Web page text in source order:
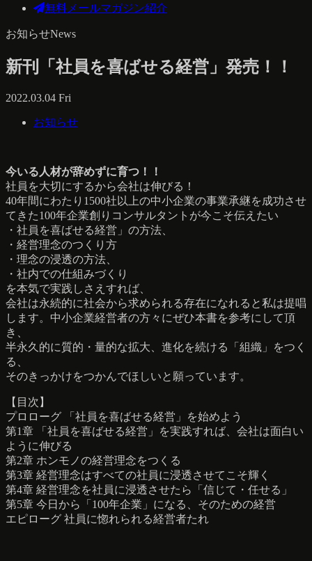
無料メールマガジン紹介
お知らせNews
新刊「社員を喜ばせる経営」発売！！
2022.03.04 Fri
お知らせ
今いる人材が辞めずに育つ！！
社員を大切にするから会社は伸びる！
40年間にわたり1500社以上の中小企業の事業承継を成功させ
てきた100年企業創りコンサルタントが今こそ伝えたい
・社員を喜ばせる経営」の方法、
・経営理念のつくり方
・理念の浸透の方法、
・社内での仕組みづくり
を本気で実践しさえすれば、
会社は永続的に社会から求められる存在になれると私は提唱
します。中小企業経営者の方々にぜひ本書を参考にして頂
き、
半永久的に質的・量的な拡大、進化を続ける「組織」をつく
る、
そのきっかけをつかんでほしいと願っています。
【目次】
プロローグ 「社員を喜ばせる経営」を始めよう
第1章 「社員を喜ばせる経営」を実践すれば、会社は面白い
ように伸びる
第2章 ホンモノの経営理念をつくる
第3章 経営理念はすべての社員に浸透させてこそ輝く
第4章 経営理念を社員に浸透させたら「信じて・任せる」
第5章 今日から「100年企業」になる、そのための経営
エピローグ 社員に惚れられる経営者たれ